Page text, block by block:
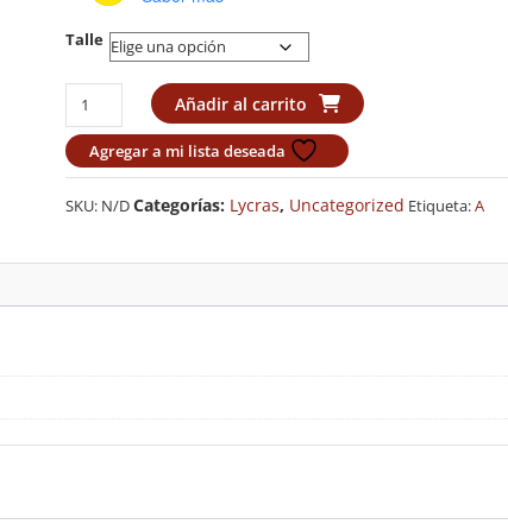
Talle
Rashguard
Camo
Mangas
largas
Adidas
cantidad
Añadir al carrito
Agregar a mi lista deseada
SKU: N/DCategorías: Lycras, Uncategorized Etiqueta:A